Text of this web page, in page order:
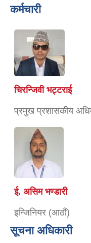
कर्मचारी
चिरन्जिवी भट्टराई
प्रमुख प्रशासकीय
ई. असिम भण्डारी
इन्जिनियर (आठौं)
सूचना अधिकारी